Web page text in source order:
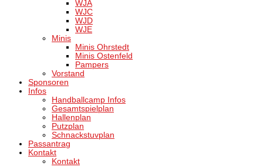
WJA
WJC
WJD
WJE
Minis
Minis Ohrstedt
Minis Ostenfeld
Pampers
Vorstand
Sponsoren
Infos
Handballcamp Infos
Gesamtspielplan
Hallenplan
Putzplan
Schnackstuvplan
Passantrag
Kontakt
Kontakt